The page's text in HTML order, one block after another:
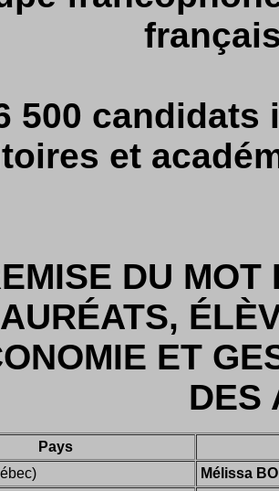
500 candidats
et
DU MOT
ET
DES
Pays
Mélissa